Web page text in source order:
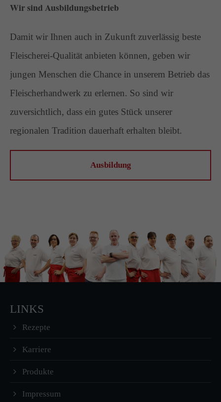
Wir sind Ausbildungsbetrieb
Damit wir Ihnen auch in Zukunft zuverlässig beste
Fleischerei-Qualität anbieten können, geben wir
jungen Menschen die Chance in unserem Betrieb das
Fleischerhandwerk zu erlernen. So sind wir
zuversichtlich, dass ein gutes Stück unserer
regionalen Tradition dauerhaft erhalten bleibt.
Ausbildung
LINKS
Rezepte
Karriere
Produkte
Impressum